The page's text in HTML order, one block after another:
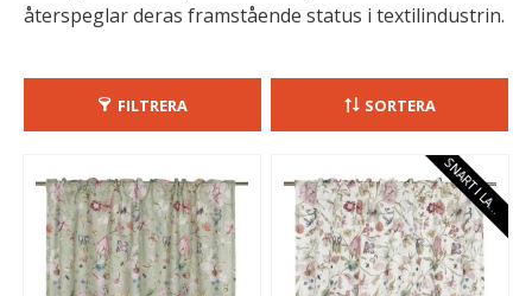
återspeglar deras framstående status i textilindustrin.
FILTRERA SORTERA
S
N
A
R
T
I
L
A
G
E
R